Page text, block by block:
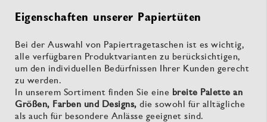
Eigenschaften unserer Papiertüten
Bei der Auswahl von Papiertragetaschen ist es wichtig,
alle verfügbaren Produktvarianten zu berücksichtigen,
um den individuellen Bedürfnissen Ihrer Kunden gerecht
zu werden.
In unserem Sortiment finden Sie eine breite Palette an
Größen, Farben und Designs, die sowohl für alltägliche
als auch für besondere Anlässe geeignet sind.